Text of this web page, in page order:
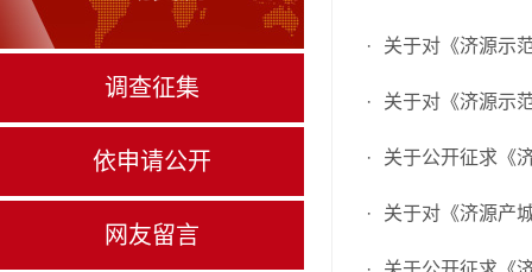
调查征集
依申请公开
网友留言
· 关于对《济源示
· 关于对《济源示
· 关于公开征求《
· 关于对《济源产